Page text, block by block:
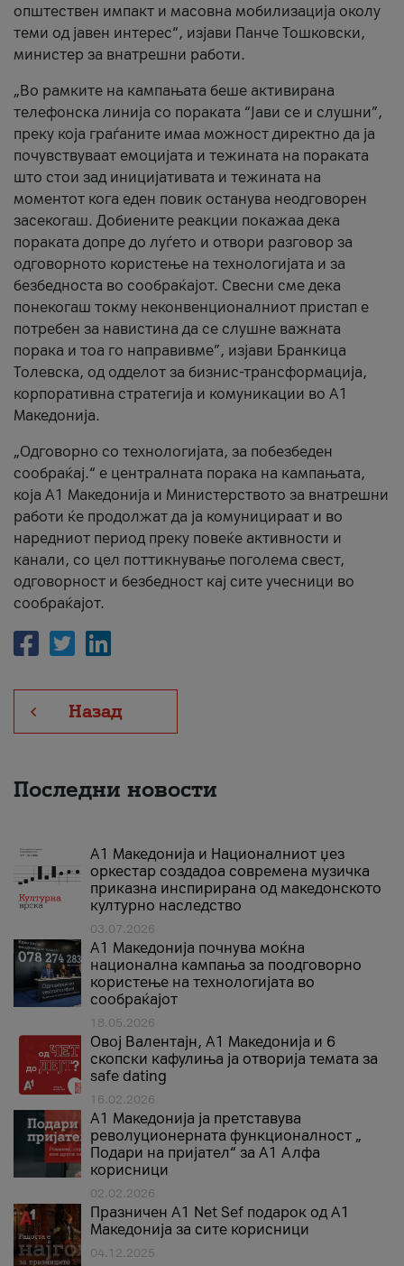
општествен импакт и масовна мобилизација околу
теми од јавен интерес“, изјави Панче Тошковски,
министер за внатрешни работи.
„Во рамките на кампањата беше активирана
телефонска линија со пораката “Јави се и слушни”,
преку која граѓаните имаа можност директно да ја
почувствуваат емоцијата и тежината на пораката
што стои зад иницијативата и тежината на
моментот кога еден повик останува неодговорен
засекогаш. Добиените реакции покажаа дека
пораката допре до луѓето и отвори разговор за
одговорното користење на технологијата и за
безбедноста во сообраќајот. Свесни сме дека
понекогаш токму неконвенционалниот пристап е
потребен за навистина да се слушне важната
порака и тоа го направивме”, изјави Бранкица
Толевска, од одделот за бизнис-трансформација,
корпоративна стратегија и комуникации во А1
Македонија.
„Одговорно со технологијата, за побезбеден
сообраќај.“ е централната порака на кампањата,
која A1 Македонија и Министерството за внатрешни
работи ќе продолжат да ја комуницираат и во
наредниот период преку повеќе активности и
канали, со цел поттикнување поголема свест,
одговорност и безбедност кај сите учесници во
сообраќајот.
Назад
Последни новости
А1 Македонија и Националниот џез
оркестар создадоа современа музичка
приказна инспирирана од македонското
културно наследство
03.07.2026
A1 Македонија почнува моќна
национална кампања за поодговорно
користење на технологијата во
сообраќајот
18.05.2026
Овој Валентајн, A1 Македонија и 6
скопски кафулиња ја отворија темата за
safe dating
16.02.2026
А1 Македонија ја претставува
револуционерната функционалност „
Подари на пријател“ за А1 Алфа
корисници
02.02.2026
Празничен A1 Net Sеf подарок од А1
Македонија за сите корисници
04.12.2025